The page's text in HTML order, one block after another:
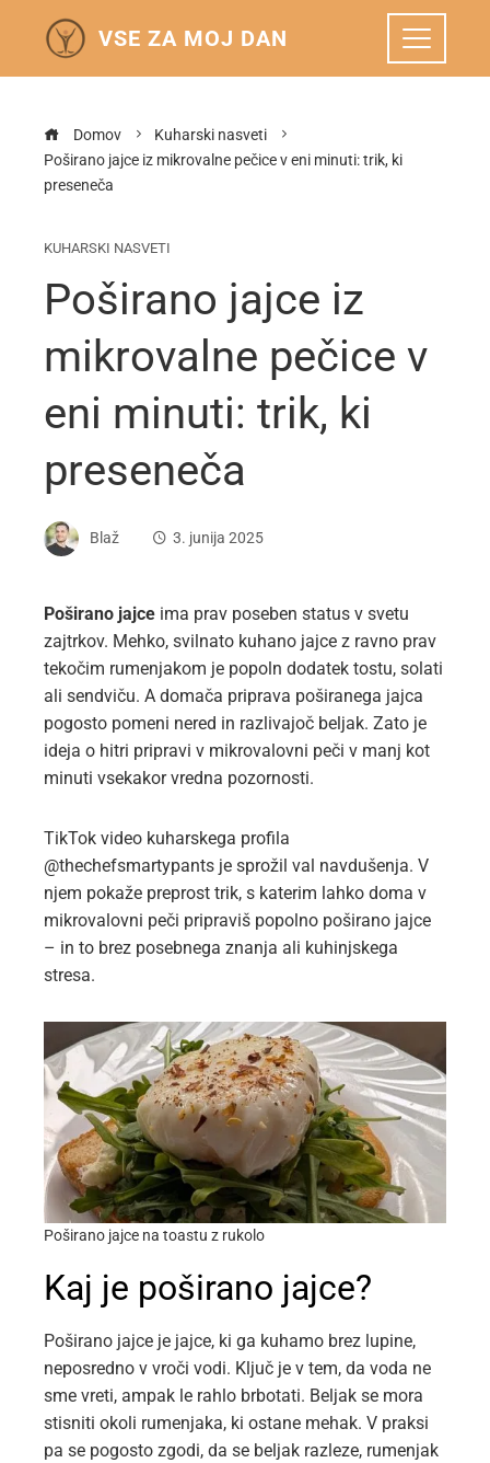
VSE ZA MOJ DAN
Domov
Kuharski nasveti
Poširano jajce iz mikrovalne pečice v eni minuti: trik, ki
preseneča
KUHARSKI NASVETI
Poširano jajce iz
mikrovalne pečice v
eni minuti: trik, ki
preseneča
Blaž 3. junija 2025
Poširano jajce ima prav poseben status v svetu
zajtrkov. Mehko, svilnato kuhano jajce z ravno prav
tekočim rumenjakom je popoln dodatek tostu, solati
ali sendviču. A domača priprava poširanega jajca
pogosto pomeni nered in razlivajoč beljak. Zato je
ideja o hitri pripravi v mikrovalovni peči v manj kot
minuti vsekakor vredna pozornosti.
TikTok video kuharskega profila
@thechefsmartypants je sprožil val navdušenja. V
njem pokaže preprost trik, s katerim lahko doma v
mikrovalovni peči pripraviš popolno poširano jajce
– in to brez posebnega znanja ali kuhinjskega
stresa.
Poširano jajce na toastu z rukolo
Kaj je poširano jajce?
Poširano jajce je jajce, ki ga kuhamo brez lupine,
neposredno v vroči vodi. Ključ je v tem, da voda ne
sme vreti, ampak le rahlo brbotati. Beljak se mora
stisniti okoli rumenjaka, ki ostane mehak. V praksi
pa se pogosto zgodi, da se beljak razleze, rumenjak